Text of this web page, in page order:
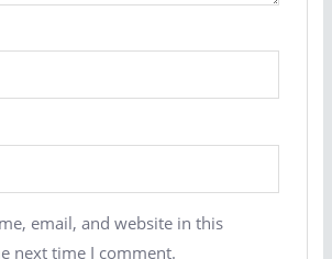
email, and website in this
next time I comment.